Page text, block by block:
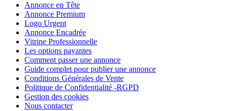
Annonce en Tête
Annonce Premium
Logo Urgent
Annonce Encadrée
Vitrine Professionnelle
Les options payantes
Comment passer une annonce
Guide complet pour publier une annonce
Conditions Générales de Vente
Politique de Confidentialité -RGPD
Gestion des cookies
Nous contacter